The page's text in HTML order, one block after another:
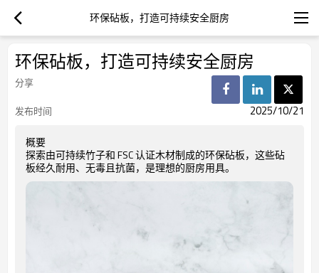
环保砧板，打造可持续安全厨房
环保砧板，打造可持续安全厨房
分享
发布时间
2025/10/21
概要
探索由可持续竹子和 FSC 认证木材制成的环保砧板，这些砧
板经久耐用、无毒且抗菌，是理想的厨房用具。